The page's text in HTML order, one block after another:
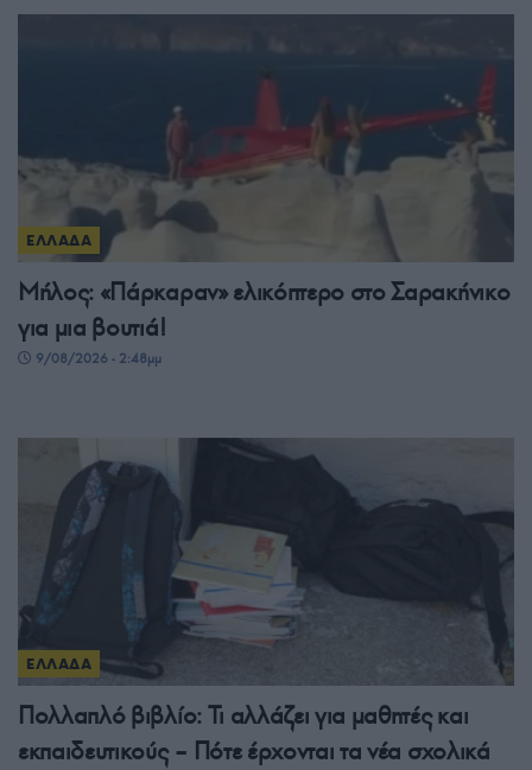
ΕΛΛΑΔΑ
Μήλος: «Πάρκαραν» ελικόπτερο στο Σαρακήνικο
για μια βουτιά!
9/08/2026 - 2:48μμ
ΕΛΛΑΔΑ
Πολλαπλό βιβλίο: Τι αλλάζει για μαθητές και
εκπαιδευτικούς – Πότε έρχονται τα νέα σχολικά